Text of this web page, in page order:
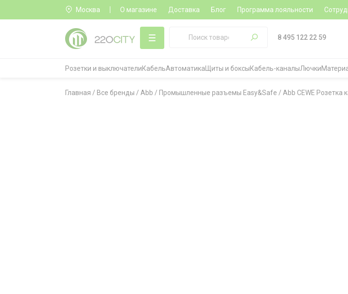
Москва О магазине Доставка Блог Программа лояльности
8 495 122 22 59
Розетки и выключателиКабельАвтоматика Щиты и боксыКабель-каналыЛючки
Главная / Все бренды / Abb / Промышленные разъемы Easy&Safe / Abb CEWE Розетка